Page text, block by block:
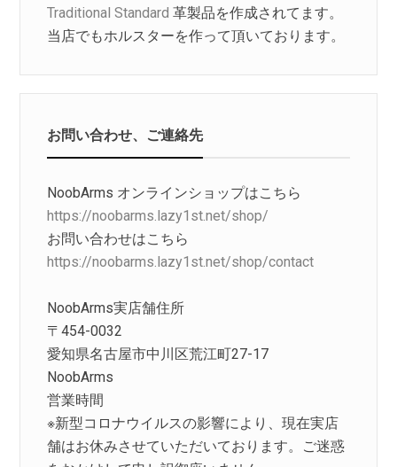
Traditional Standard 革製品を作成されてます。
当店でもホルスターを作って頂いております。
お問い合わせ、ご連絡先
NoobArms オンラインショップはこちら
https://noobarms.lazy1st.net/shop/
お問い合わせはこちら
https://noobarms.lazy1st.net/shop/contact
NoobArms実店舗住所
〒454-0032
愛知県名古屋市中川区荒江町27-17
NoobArms
営業時間
※新型コロナウイルスの影響により、現在実店
舗はお休みさせていただいております。ご迷惑